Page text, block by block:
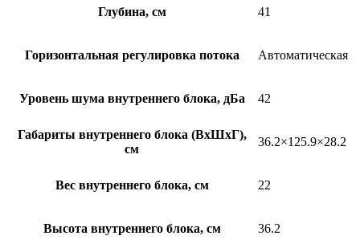
Глубина, см 41
Горизонтальная регулировка потока Автоматическая
Уровень шума внутреннего блока, дБа 42
Габариты внутреннего блока (ВхШхГ),
см
36.2×125.9×28.2
Вес внутреннего блока, см 22
Высота внутреннего блока, см 36.2